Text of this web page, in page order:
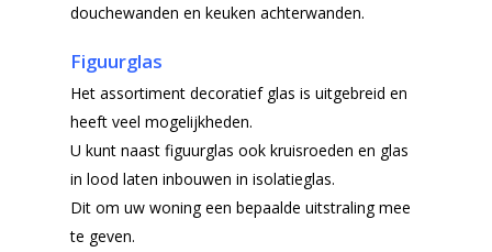
douchewanden en keuken achterwanden.
Figuurglas
Het assortiment decoratief glas is uitgebreid en
heeft veel mogelijkheden.
U kunt naast figuurglas ook kruisroeden en glas
in lood laten inbouwen in isolatieglas.
Dit om uw woning een bepaalde uitstraling mee
te geven.